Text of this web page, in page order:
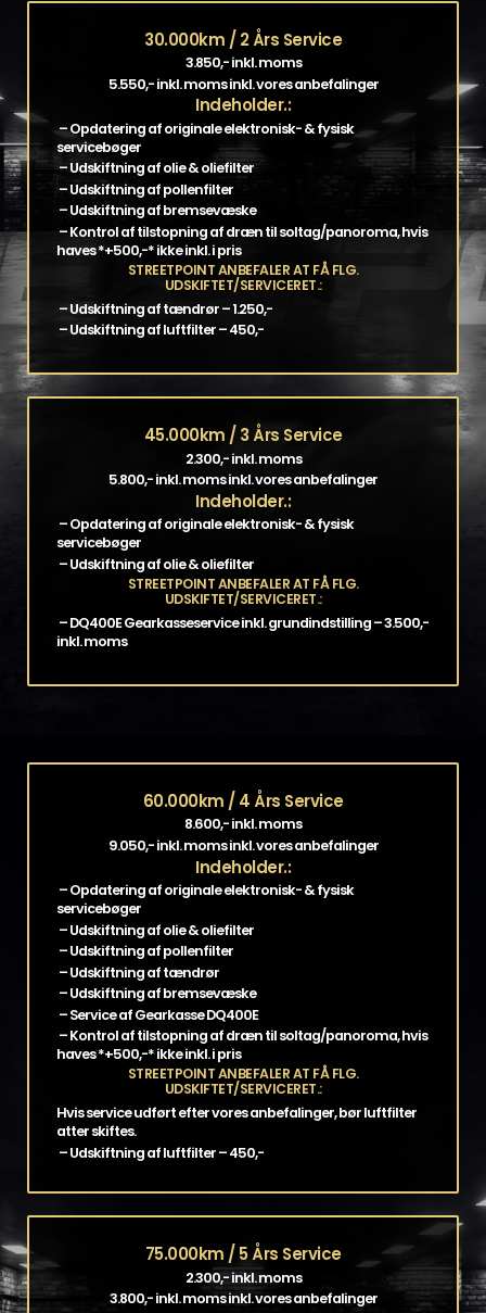
30.000km / 2 Års Service
3.850,- inkl. moms
5.550,- inkl. moms inkl. vores anbefalinger
Indeholder.:
– Opdatering af originale elektronisk- & fysisk
servicebøger
– Udskiftning af olie & oliefilter
– Udskiftning af pollenfilter
– Udskiftning af bremsevæske
– Kontrol af tilstopning af dræn til soltag/panoroma, hvis
haves *+500,-* ikke inkl. i pris
STREETPOINT ANBEFALER AT FÅ FLG.
UDSKIFTET/SERVICERET.:
– Udskiftning af tændrør – 1.250,-
– Udskiftning af luftfilter – 450,-
45.000km / 3 Års Service
2.300,- inkl. moms
5.800,- inkl. moms inkl. vores anbefalinger
Indeholder.:
– Opdatering af originale elektronisk- & fysisk
servicebøger
– Udskiftning af olie & oliefilter
STREETPOINT ANBEFALER AT FÅ FLG.
UDSKIFTET/SERVICERET.:
– DQ400E Gearkasseservice inkl. grundindstilling – 3.500,-
inkl. moms
60.000km / 4 Års Service
8.600,- inkl. moms
9.050,- inkl. moms inkl. vores anbefalinger
Indeholder.:
– Opdatering af originale elektronisk- & fysisk
servicebøger
– Udskiftning af olie & oliefilter
– Udskiftning af pollenfilter
– Udskiftning af tændrør
– Udskiftning af bremsevæske
– Service af Gearkasse DQ400E
– Kontrol af tilstopning af dræn til soltag/panoroma, hvis
haves *+500,-* ikke inkl. i pris
STREETPOINT ANBEFALER AT FÅ FLG.
UDSKIFTET/SERVICERET.:
Hvis service udført efter vores anbefalinger, bør luftfilter
atter skiftes.
– Udskiftning af luftfilter – 450,-
75.000km / 5 Års Service
2.300,- inkl. moms
3.800,- inkl. moms inkl. vores anbefalinger